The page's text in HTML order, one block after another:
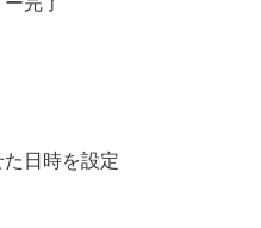
日時を設定